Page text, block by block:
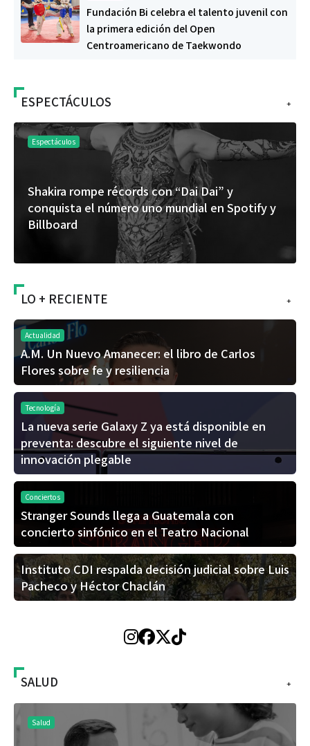
Fundación Bi celebra el talento juvenil con
la primera edición del Open
Centroamericano de Taekwondo
+
ESPECTÁCULOS
Espectáculos
Shakira rompe récords con “Dai Dai” y
conquista el número uno mundial en Spotify y
Billboard
+
LO + RECIENTE
Actualidad
A.M. Un Nuevo Amanecer: el libro de Carlos
Flores sobre fe y resiliencia
Tecnología
La nueva serie Galaxy Z ya está disponible en
preventa: descubre el siguiente nivel de
innovación plegable
Conciertos
Stranger Sounds llega a Guatemala con
concierto sinfónico en el Teatro Nacional
Instituto CDI respalda decisión judicial sobre Luis
Pacheco y Héctor Chaclán
+
SALUD
Salud